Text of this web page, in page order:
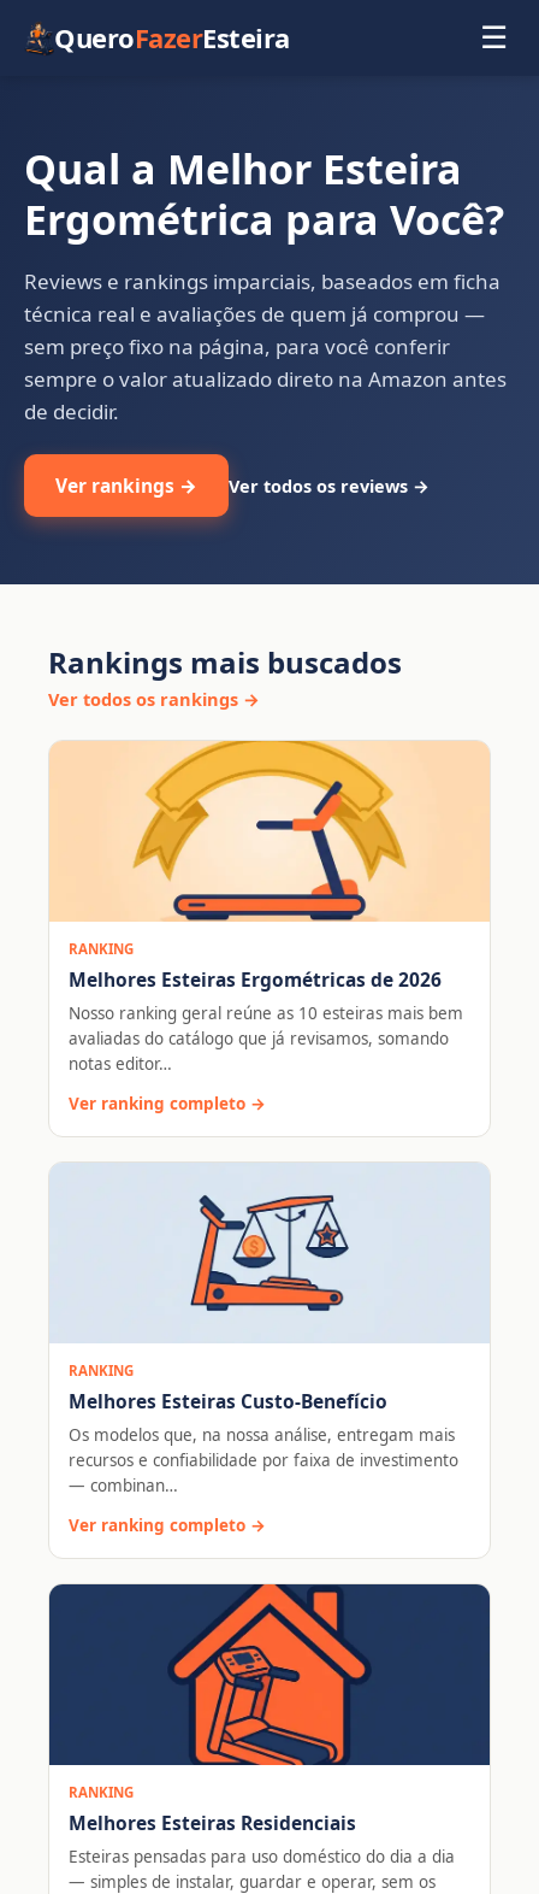
QueroFazerEsteira ☰
Qual a Melhor Esteira
Ergométrica para Você?
Reviews e rankings imparciais, baseados em ficha
técnica real e avaliações de quem já comprou —
sem preço fixo na página, para você conferir
sempre o valor atualizado direto na Amazon antes
de decidir.
Ver rankings → Ver todos os reviews →
Rankings mais buscados
Ver todos os rankings →
RANKING
Melhores Esteiras Ergométricas de 2026
Nosso ranking geral reúne as 10 esteiras mais bem
avaliadas do catálogo que já revisamos, somando
notas editor…
Ver ranking completo →
RANKING
Melhores Esteiras Custo-Benefício
Os modelos que, na nossa análise, entregam mais
recursos e confiabilidade por faixa de investimento
— combinan…
Ver ranking completo →
RANKING
Melhores Esteiras Residenciais
Esteiras pensadas para uso doméstico do dia a dia
— simples de instalar, guardar e operar, sem os